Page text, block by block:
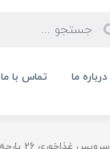
درباره ما تماس با ما